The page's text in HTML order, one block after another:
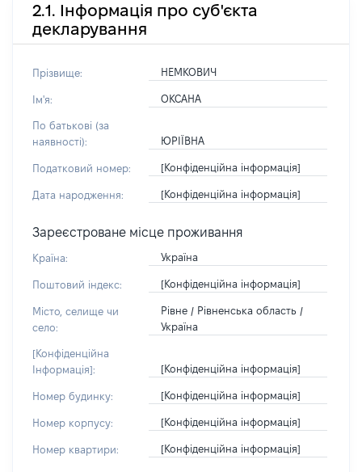
2.1. Інформація про суб'єкта
декларування
Прізвище: НЕМКОВИЧ
Ім'я: ОКСАНА
По батькові (за
наявності):
ЮРІЇВНА
Податковий номер: [Конфіденційна інформація]
Дата народження: [Конфіденційна інформація]
Зареєстроване місце проживання
Країна: Україна
Поштовий індекс: [Конфіденційна інформація]
Місто, селище чи
село:
Рівне / Рівненська область /
Україна
[Конфіденційна
Інформація]:
[Конфіденційна інформація]
Номер будинку: [Конфіденційна інформація]
Номер корпусу: [Конфіденційна інформація]
Номер квартири: [Конфіденційна інформація]